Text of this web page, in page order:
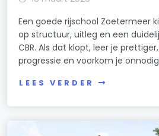
Een goede rijschool Zoetermeer
op structuur, uitleg en een
CBR. Als dat klopt, leer je
progressie en voorkom je
LEES VERDER